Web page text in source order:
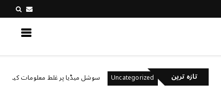
تازہ ترینہیں؟ Uncategorized سوشل میڈیا پر غلط معلومات کیسے